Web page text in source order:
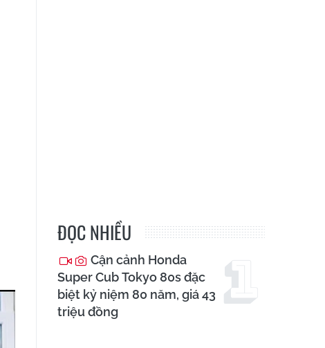
ĐỌC NHIỀU
Cận cảnh Honda
Super Cub Tokyo 80s đặc
biệt kỷ niệm 80 năm, giá 43
triệu đồng